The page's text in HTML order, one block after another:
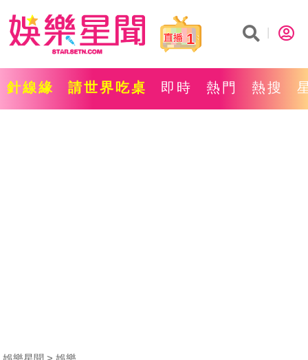
1
針線緣 請世界吃桌 即時 熱門 熱搜